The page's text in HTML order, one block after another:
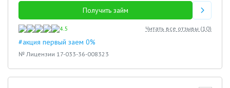
Получить займ
4.5 Читать все отзывы (10)
#акция первый заем 0%
№ Лицензии 17-033-36-008323